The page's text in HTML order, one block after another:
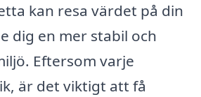
kan resa värdet på din
dig en mer stabil och
Eftersom varje
är det viktigt att få